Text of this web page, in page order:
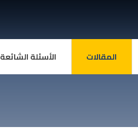
المقالات الأسئلة الشائعة